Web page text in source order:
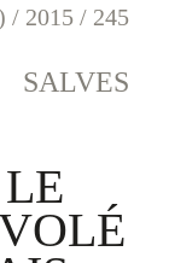
/ 2015 / 245
SALVES